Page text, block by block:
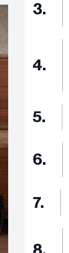
3.
4.
5.
6.
7.
8.